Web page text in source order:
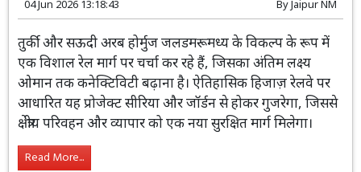
स्ट्रैटेजिक रेल प्रोजेक्ट की तैयारी: होर्मुज जलडमरूमध्य के
विकल्प के लिए तुर्की-सऊदी अरब में बड़ी रेल कनेक्टिविटी पर
चर्चा
04 Jun 2026 13:18:43 ByJaipur NM
तुर्की और सऊदी अरब होर्मुज जलडमरूमध्य के